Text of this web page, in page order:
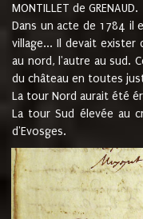
MONTILLET de GRENAUD.
Dans un acte de 1784 il
village... Il devait exister
au nord, l'autre au sud.
du château en toutes
La tour Nord aurait été
La tour Sud élevée au
d'Evosges.